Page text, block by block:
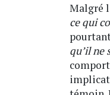
Malgré
ce qui
qu’il ne